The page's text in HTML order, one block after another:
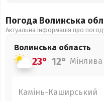
Погода Волинська
Актуальна інформація про
Волинська область
23° 12° Мінлива
Камінь-Каширський